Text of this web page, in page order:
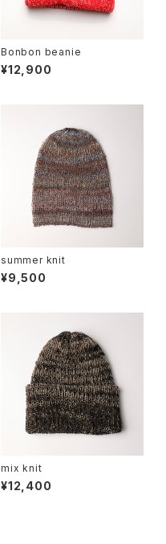
Bonbon beanie
¥12,900
summer knit
¥9,500
mix knit
¥12,400